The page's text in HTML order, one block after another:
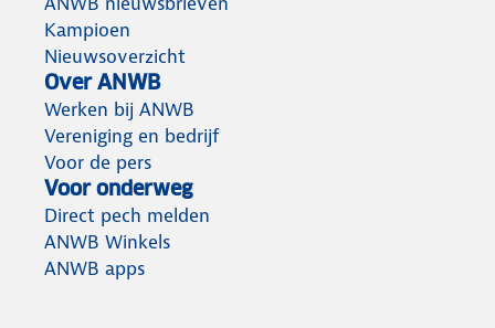
Kampioen
Nieuwsoverzicht
Over ANWB
Werken bij ANWB
Vereniging en bedrijf
Voor de pers
Voor onderweg
Direct pech melden
ANWB Winkels
ANWB apps